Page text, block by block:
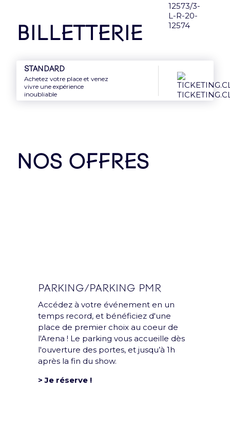
Politique RSE
Billetterie
Standard
Achetez votre place et venez
vivre une expérience
inoubliable
NOS OFFRES
PARKING/PARKING PMR
Accédez à votre événement en un
temps record, et bénéficiez d'une
place de premier choix au coeur de
l'Arena ! Le parking vous accueille dès
l'ouverture des portes, et jusqu’à 1h
après la fin du show.
> Je réserve !